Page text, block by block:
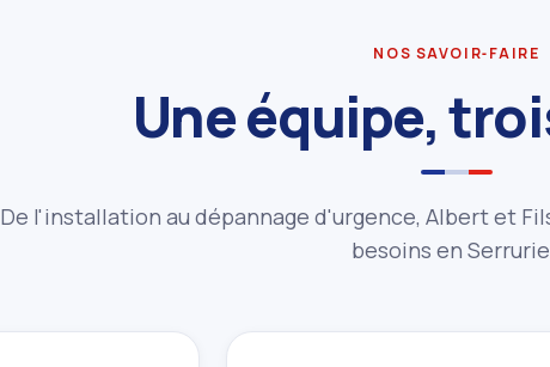
NOS SAVOIR‑FAIRE
Une équipe,
De l'installation au dépannage d'urgence, Albert et
besoins en